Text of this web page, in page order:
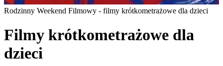
Rodzinny Weekend Filmowy - filmy krótkometrażowe dla dzieci
Filmy krótkometrażowe dla
dzieci